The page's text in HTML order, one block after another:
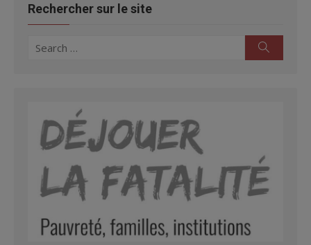
Bourse du CRSH (versement années 2016-2017)
Bourse du CIEQ (décembre 2015)
(décembre 2015)
Pour la liste complète, consultez le curriculum vitae
Rechercher sur le site
Search